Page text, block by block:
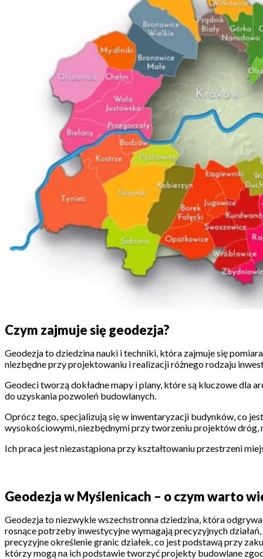
Czym zajmuje się geodezja?
Geodezja to dziedzina nauki i techniki, która zajmuje się
niezbędne przy projektowaniu i realizacji różnego rodzaju
Geodeci tworzą dokładne mapy i plany, które są kluczowe dla
do uzyskania pozwoleń budowlanych.
Oprócz tego, specjalizują się w inwentaryzacji budynków, co
wysokościowymi, niezbędnymi przy tworzeniu projektów
Ich praca jest niezastąpiona przy kształtowaniu przestrzeni
Geodezja w Myślenicach – o czym warto
Geodezja to niezwykle wszechstronna dziedzina, która
rosnące potrzeby inwestycyjne wymagają precyzyjnych
precyzyjne określenie granic działek, co jest podstawą przy
którzy mogą na ich podstawie tworzyć projekty budowlane